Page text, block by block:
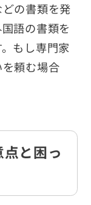
の書類を発
語の書類を
もし専門家
を頼む場合
と困っ